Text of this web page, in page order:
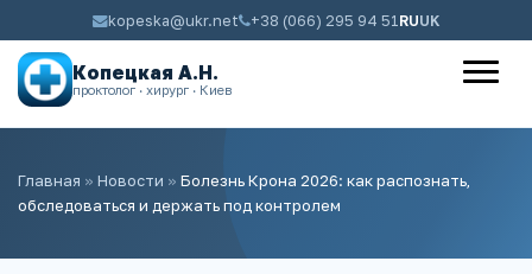
kopeska@ukr.net +38 (066) 295 94 51RUUK
Копецкая А.Н.
проктолог · хирург · Киев
Главная » Новости » Болезнь Крона 2026: как распознать,
обследоваться и держать под контролем